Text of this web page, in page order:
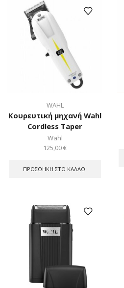
WAHL
Κουρευτική μηχανή Wahl
Cordless Taper
Wahl
125,00€
ΠΡΟΣΘΉΚΗ ΣΤΟ ΚΑΛΆΘΙ